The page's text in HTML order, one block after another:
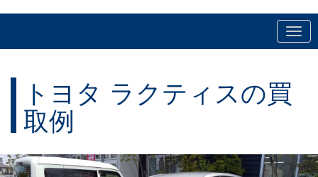
トヨタ ラクティスの買
取例